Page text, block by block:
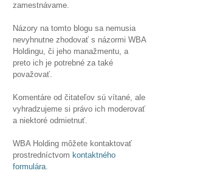
zamestnávame.
Názory na tomto blogu sa nemusia
nevyhnutne zhodovať s názormi WBA
Holdingu, či jeho manažmentu, a
preto ich je potrebné za také
považovať.
Komentáre od čitateľov sú vítané, ale
vyhradzujeme si právo ich moderovať
a niektoré odmietnuť.
WBA Holding môžete kontaktovať
prostredníctvom kontaktného
formulára.